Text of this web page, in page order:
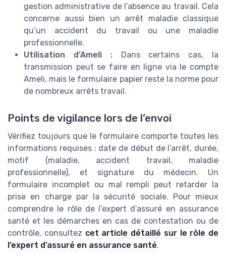
gestion administrative de l’absence au travail. Cela
concerne aussi bien un arrêt maladie classique
qu’un accident du travail ou une maladie
professionnelle.
Utilisation d’Ameli :Dans certains cas, la
transmission peut se faire en ligne via le compte
Ameli, mais le formulaire papier reste la norme pour
de nombreux arrêts travail.
Points de vigilance lors de l’envoi
Vérifiez toujours que le formulaire comporte toutes les
informations requises : date de début de l’arrêt, durée,
motif (maladie, accident travail, maladie
professionnelle), et signature du médecin. Un
formulaire incomplet ou mal rempli peut retarder la
prise en charge par la sécurité sociale. Pour mieux
comprendre le rôle de l’expert d’assuré en assurance
santé et les démarches en cas de contestation ou de
contrôle, consultez cet article détaillé sur le rôle de
l’expert d’assuré en assurance santé.